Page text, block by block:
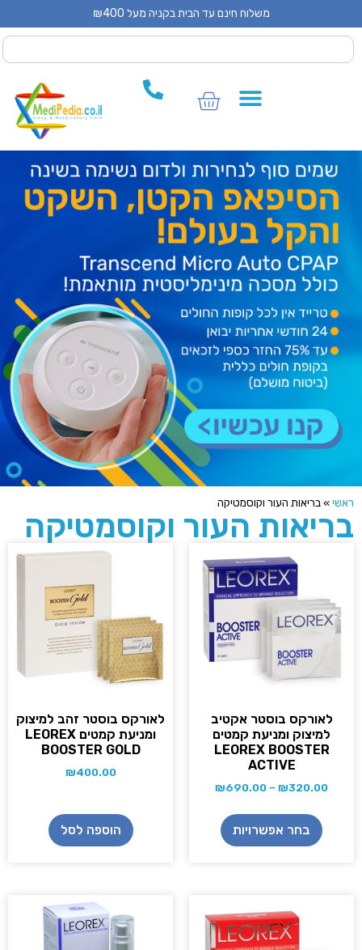
משלוח חינם עד הבית בקניה מעל ₪400
»בריאות העור וקוסמטיקה
העור וקוסמטיקה
לאורקס בוסטר אקטיב
למיצוק ומניעת קמטים
LEOREX BOOSTER
ACTIVE
₪320.00
–
₪690.00
בחר אפשרויות
לאורקס בוסטר זהב למיצוק
ומניעת קמטים LEOREX
BOOSTER GOLD
₪400.00
הוספה לסל